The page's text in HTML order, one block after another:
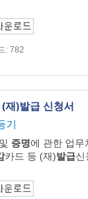
: 782
재)발급 신청서
기
증명에 관한 업무
카드 등 (재)발급신